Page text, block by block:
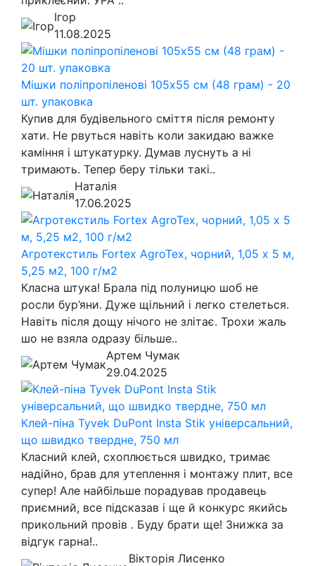
Ігор
11.08.2025
Мішки поліпропіленові 105х55 см (48 грам) - 20
шт. упаковка
Купив для будівельного сміття після ремонту
хати. Не рвуться навіть коли закидаю важке
каміння і штукатурку. Думав луснуть а ні
тримають. Тепер беру тільки такі..
Наталія
17.06.2025
Агротекстиль Fortex AgroTex, чорний, 1,05 х 5 м,
5,25 м2, 100 г/м2
Класна штука! Брала під полуницю шоб не
росли бур’яни. Дуже щільний і легко стелеться.
Навіть після дощу нічого не злітає. Трохи жаль
шо не взяла одразу більше..
Артем Чумак
29.04.2025
Клей-піна Tyvek DuPont Insta Stik універсальний,
що швидко твердне, 750 мл
Класний клей, схоплюється швидко, тримає
надійно, брав для утеплення і монтажу плит, все
супер! Але найбільше порадував продавець
приємний, все підсказав і ще й конкурс якийсь
прикольний провів . Буду брати ще! Знижка за
відгук гарна!..
Вікторія Лисенко